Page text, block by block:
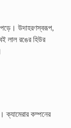
পড়ে। উদাহরণস্বরূপ,
লাল রঙের হিউর
ক্যামেরার কম্পনের